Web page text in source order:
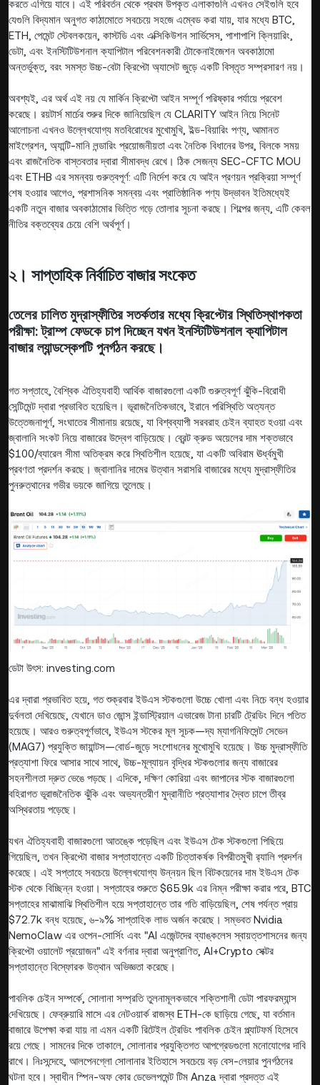
করতে এগিয়ে যাবে। এই পরিবর্তন থেকে প্রথম উপকৃত এলাকাগুলি এখনও সেইগুলি হবে
যেগুলি বিদ্যমান অনুগত কাঠামোতে সবচেয়ে সহজে এম্বেড করা যায়, যার মধ্যে BTC,
ETH, পেমেন্ট স্টেবলকয়েন, কাস্টডি এবং এক্সিকিউশন সার্ভিসেস, পাশাপাশি ক্লিয়ারিং,
ডেটা, এবং ইনস্টিটিউশনাল ক্যাপিটাল পরিবেশনকারী টোকেনাইজেশন অবকাঠামো
অন্তর্ভুক্ত, বরং সমস্ত উচ্চ-বেটা ক্রিপ্টো অ্যাসেট জুড়ে একটি বিস্তৃত সম্প্রসারণ নয়।
অবশ্যই, এর অর্থ এই নয় যে মার্কিন ক্রিপ্টো আইন সম্পূর্ণ পরিষ্কার পর্যায়ে প্রবেশ
করেছে। রয়টার্স মার্চের শুরুর দিকে জানিয়েছিল যে CLARITY আইন নিয়ে সিনেট
আলোচনা এখনও উল্লেখযোগ্য মতবিরোধের মুখোমুখি, ইল্ড-বিয়ারিং পণ্য, আমানত
মাইগ্রেশন, অ্যান্টি-মানি লন্ডারিং প্রয়োজনীয়তা এবং নৈতিক বিধানের উপর, বিলকে সময়
এবং রাজনৈতিক বাস্তবতার দ্বারা সীমাবদ্ধ রেখে। ঠিক সেজন্য SEC-CFTC MOU
এবং ETHB এর সমন্বয় গুরুত্বপূর্ণ: এটি নির্দেশ করে যে আইন প্রণয়ন প্রক্রিয়া সম্পূর্ণ
শেষ হওয়ার আগেও, প্রশাসনিক সমন্বয় এবং প্রাতিষ্ঠানিক পণ্য উদ্ভাবন ইতিমধ্যেই
একটি নতুন বাজার অবকাঠামোর ভিত্তি গড়ে তোলার সূচনা করছে। শিল্পের জন্য, এটি কেবল
নীতির বক্তব্যের চেয়ে বেশি অর্থপূর্ণ।
২। সাপ্তাহিক নির্বাচিত বাজার সংকেত
তেলের চালিত মুদ্রাস্ফীতির সতর্কতার মধ্যে ক্রিপ্টোর স্থিতিস্থাপকতা
পরীক্ষা: ট্রাম্প ফেডকে চাপ দিচ্ছেন যখন ইনস্টিটিউশনাল ক্যাপিটাল
বাজার ল্যান্ডস্কেপটি পুনর্গঠন করছে।
গত সপ্তাহে, বৈশ্বিক ঐতিহ্যবাহী আর্থিক বাজারগুলো একটি গুরুত্বপূর্ণ ঝুঁকি-বিরোধী
সেন্টিমেন্ট দ্বারা প্রভাবিত হয়েছিল। ভূরাজনৈতিকভাবে, ইরানে পরিস্থিতি অত্যন্ত
উত্তেজনাপূর্ণ, সংঘাতের সীমানায় রয়েছে, যা বিশ্বব্যাপী সরবরাহ চেইন ব্যাহত হওয়া এবং
জ্বালানি সংকট নিয়ে বাজারের উদ্বেগ বাড়িয়েছে। ব্রেন্ট ক্রুড অয়েলের দাম শক্তভাবে
$100/ব্যারেল সীমা অতিক্রম করে স্থিতিশীল হয়েছে, যা একটি অবিরাম ঊর্ধ্বমুখী
প্রবণতা প্রদর্শন করছে। জ্বালানির দামের উত্থান সরাসরি বাজারের মধ্যে মুদ্রাস্ফীতির
পুনরুত্থানের গভীর ভয়কে জাগিয়ে তুলেছে।
ডেটা উৎস: investing.com
এর দ্বারা প্রভাবিত হয়ে, গত শুক্রবার ইউএস স্টকগুলো উচ্চে খোলা এবং নিচে বন্ধ হওয়ার
দুর্বলতা দেখিয়েছে, যেখানে ডাও জোন্স ইন্ডাস্ট্রিয়াল এভারেজ টানা চারটি ট্রেডিং দিনে পতিত
হয়েছে। আরও গুরুত্বপূর্ণভাবে, ইউএস স্টকের মূল সূচক—দ্য ম্যাগনিফিসেন্ট সেভেন
(MAG7) প্রযুক্তি জায়ান্টস—বোর্ড-জুড়ে সংশোধনের মুখোমুখি হয়েছে। উচ্চ মুদ্রাস্ফীতি
প্রত্যাশা ফিরে আসার সাথে সাথে, উচ্চ-মূল্যায়ন বৃদ্ধির স্টকগুলোর জন্য বাজারের
সহনশীলতা দ্রুত ভেঙে পড়ছে। এদিকে, দক্ষিণ কোরিয়া এবং জাপানের স্টক বাজারগুলো
বহিরাগত ভূরাজনৈতিক ঝুঁকি এবং অভ্যন্তরীণ মুদ্রানীতি প্রত্যাশার দ্বৈত চাপে তীব্র
অস্থিরতায় পড়েছে।
যখন ঐতিহ্যবাহী বাজারগুলো আতঙ্কে পড়েছিল এবং ইউএস টেক স্টকগুলো পিছিয়ে
গিয়েছিল, তখন ক্রিপ্টো বাজার সপ্তাহান্তে একটি চিত্তাকর্ষক বিপরীতমুখী র‌্যালি প্রদর্শন
করেছে। এই সপ্তাহে সবচেয়ে উল্লেখযোগ্য উন্নয়ন ছিল বিটকয়েনের দাম ইউএস টেক
স্টক থেকে বিচ্ছিন্ন হওয়া। সপ্তাহের শুরুতে $65.9k এর নিম্ন পরীক্ষা করার পরে, BTC
সপ্তাহের মাঝামাঝি স্থিতিশীল হয়ে সপ্তাহান্তে তার গতি বাড়িয়েছিল, শেষ পর্যন্ত প্রায়
$72.7k বন্ধ হয়েছে, ৬-৯% সাপ্তাহিক লাভ অর্জন করেছে। সম্ভবত Nvidia
NemoClaw এর ওপেন-সোর্সিং এবং "AI এজেন্টদের ব্যাঙ্কলেস স্বায়ত্তশাসনের জন্য
ক্রিপ্টো ওয়ালেট প্রয়োজন" এই বর্ণনার দ্বারা অনুপ্রাণিত, AI+Crypto সেক্টর
সপ্তাহান্তে বিস্ফোরক উত্থান অভিজ্ঞতা করেছে।
পাবলিক চেইন সম্পর্কে, সোলানা সম্প্রতি তুলনামূলকভাবে শক্তিশালী ডেটা পারফরম্যান্স
দেখিয়েছে। ফেব্রুয়ারি মাসে এর নেটওয়ার্ক রাজস্ব ETH-কে ছাড়িয়ে গেছে, যা বর্তমান
বাজারে উপেক্ষা করা যায় না এমন একটি রিটেইল ট্রেডিং পাবলিক চেইন প্ল্যাটফর্ম হিসেবে
রয়ে গেছে। সামনের দিকে তাকালে, সোলানার প্রযুক্তিগত আপগ্রেডগুলো মনোযোগের দাবি
রাখে। নিঃসন্দেহে, আলপেনগ্লো সোলানার ইতিহাসে সবচেয়ে বড় বেস-লেয়ার পুনর্গঠনের
ঘটনা হবে। স্বাধীন স্পিন-অফ কোর ডেভেলপমেন্ট টিম Anza দ্বারা প্রদত্ত এই